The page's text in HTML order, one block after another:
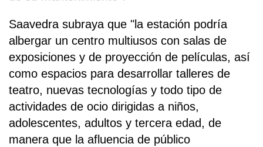
Saavedra subraya que "la estación podría
albergar un centro multiusos con salas de
exposiciones y de proyección de películas, así
como espacios para desarrollar talleres de
teatro, nuevas tecnologías y todo tipo de
actividades de ocio dirigidas a niños,
adolescentes, adultos y tercera edad, de
manera que la afluencia de público